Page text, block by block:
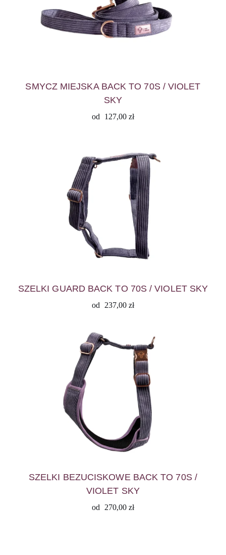
SMYCZ MIEJSKA BACK TO 70S / VIOLET
SKY
od 127,00 zł
SZELKI GUARD BACK TO 70S / VIOLET SKY
od 237,00 zł
SZELKI BEZUCISKOWE BACK TO 70S /
VIOLET SKY
od 270,00 zł